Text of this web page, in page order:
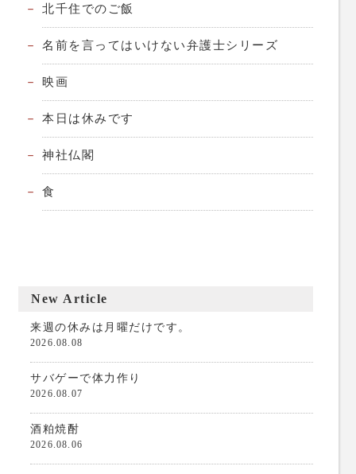
北千住でのご飯
名前を言ってはいけない弁護士シリーズ
映画
本日は休みです
神社仏閣
食
New Article
来週の休みは月曜だけです。
2026.08.08
サバゲーで体力作り
2026.08.07
酒粕焼酎
2026.08.06